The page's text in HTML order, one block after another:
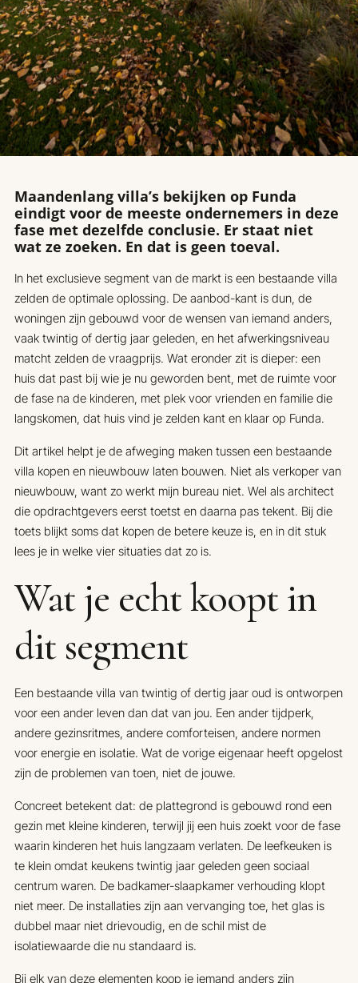
Maandenlang villa’s bekijken op Funda
eindigt voor de meeste ondernemers in deze
fase met dezelfde conclusie. Er staat niet
wat ze zoeken. En dat is geen toeval.
In het exclusieve segment van de markt is een bestaande villa
zelden de optimale oplossing. De aanbod-kant is dun, de
woningen zijn gebouwd voor de wensen van iemand anders,
vaak twintig of dertig jaar geleden, en het afwerkingsniveau
matcht zelden de vraagprijs. Wat eronder zit is dieper: een
huis dat past bij wie je nu geworden bent, met de ruimte voor
de fase na de kinderen, met plek voor vrienden en familie die
langskomen, dat huis vind je zelden kant en klaar op Funda.
Dit artikel helpt je de afweging maken tussen een bestaande
villa kopen en nieuwbouw laten bouwen. Niet als verkoper van
nieuwbouw, want zo werkt mijn bureau niet. Wel als architect
die opdrachtgevers eerst toetst en daarna pas tekent. Bij die
toets blijkt soms dat kopen de betere keuze is, en in dit stuk
lees je in welke vier situaties dat zo is.
Wat je echt koopt in
dit segment
Een bestaande villa van twintig of dertig jaar oud is ontworpen
voor een ander leven dan dat van jou. Een ander tijdperk,
andere gezinsritmes, andere comforteisen, andere normen
voor energie en isolatie. Wat de vorige eigenaar heeft opgelost
zijn de problemen van toen, niet de jouwe.
Concreet betekent dat: de plattegrond is gebouwd rond een
gezin met kleine kinderen, terwijl jij een huis zoekt voor de fase
waarin kinderen het huis langzaam verlaten. De leefkeuken is
te klein omdat keukens twintig jaar geleden geen sociaal
centrum waren. De badkamer-slaapkamer verhouding klopt
niet meer. De installaties zijn aan vervanging toe, het glas is
dubbel maar niet drievoudig, en de schil mist de
isolatiewaarde die nu standaard is.
Bij elk van deze elementen koop je iemand anders zijn